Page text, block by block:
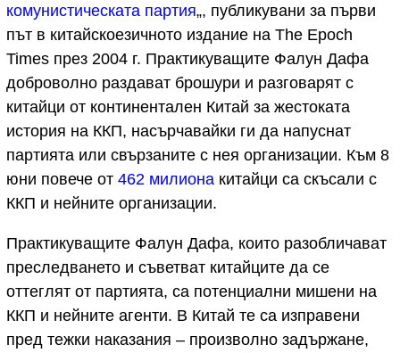
комунистическата партия„, публикувани за първи
път в китайскоезичното издание на The Epoch
Times през 2004 г. Практикуващите Фалун Дафа
доброволно раздават брошури и разговарят с
китайци от континентален Китай за жестоката
история на ККП, насърчавайки ги да напуснат
партията или свързаните с нея организации. Към 8
юни повече от 462 милиона китайци са скъсали с
ККП и нейните организации.
Практикуващите Фалун Дафа, които разобличават
преследването и съветват китайците да се
оттеглят от партията, са потенциални мишени на
ККП и нейните агенти. В Китай те са изправени
пред тежки наказания – произволно задържане,